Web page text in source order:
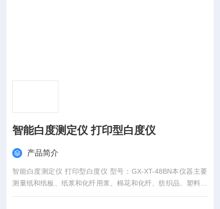
智能白度测定仪 打印型白度仪
产品简介
智能白度测定仪 打印型白度仪 型号：GX-XT-48BN本仪器主要
测量纸和纸板、纸浆和化纤用浆、棉花和化纤、纺织品、塑料、
陶瓷、塘瓷、淀粉、食盐、白水泥、瓷土、滑石粉等各种物体的